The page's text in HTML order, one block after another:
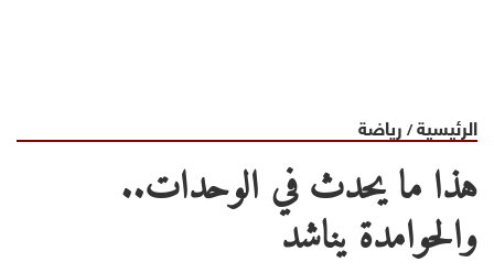
الرئيسية/ رياضة
هذا ما يحدث في الوحدات..
والحوامدة يناشد